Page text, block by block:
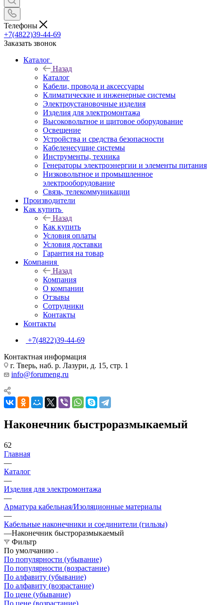
Телефоны
+7(4822)39-44-69
Заказать звонок
Каталог
Назад
Каталог
Кабели, провода и аксессуары
Климатические и инженерные системы
Электроустановочные изделия
Изделия для электромонтажа
Высоковольтное и щитовое оборудование
Освещение
Устройства и средства безопасности
Кабеленесущие системы
Инструменты, техника
Генераторы электроэнергии и элементы питания
Низковольтное и промышленное
электрооборудование
Связь, телекоммуникации
Производители
Как купить
Назад
Как купить
Условия оплаты
Условия доставки
Гарантия на товар
Компания
Назад
Компания
О компании
Отзывы
Сотрудники
Контакты
Контакты
+7(4822)39-44-69
Контактная информация
г. Тверь, наб. р. Лазури, д. 15, стр. 1
info@forumeng.ru
Наконечник быстроразмыкаемый
62
Главная
—
Каталог
—
Изделия для электромонтажа
—
Арматура кабельная/Изоляционные материалы
—
Кабельные наконечники и соединители (гильзы)
—Наконечник быстроразмыкаемый
Фильтр
По умолчанию
По популярности (убывание)
По популярности (возрастание)
По алфавиту (убывание)
По алфавиту (возрастание)
По цене (убывание)
По цене (возрастание)